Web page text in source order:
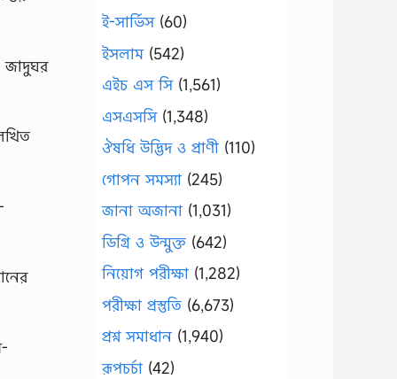
জাদুঘর
ই-সার্ভিস(60)
ইসলাম(542)
এইচ এস সি(1,561)
এসএসসি(1,348)
ঔষধি উদ্ভিদ ও প্রাণী (110)
গোপন সমস্যা (245)
জানা অজানা (1,031)
ডিগ্রি ও উন্মুক্ত (642)
নিয়োগ পরীক্ষা (1,282)
পরীক্ষা প্রস্তুতি (6,673)
প্রশ্ন সমাধান (1,940)
রূপচর্চা (42)